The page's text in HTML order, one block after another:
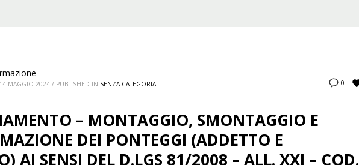
0
MAGGIO 2024 / PUBLISHED IN SENZA CATEGORIA
– MONTAGGIO, SMONTAGGIO E
DEI PONTEGGI (ADDETTO E
AI SENSI DEL D.LGS 81/2008 – ALL. XXI – COD.